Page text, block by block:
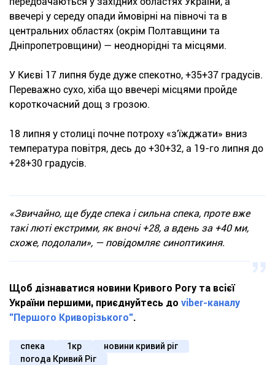
ввечері у середу опади ймовірні на півночі та в
центральних областях (окрім Полтавщини та
Дніпропетровщини) — неоднорідні та місцями.
У Києві 17 липня буде дуже спекотно, +35+37 градусів.
Переважно сухо, хіба що ввечері місцями пройде
короткочасний дощ з грозою.
18 липня у столиці почне потроху «з'їжджати» вниз
температура повітря, десь до +30+32, а 19-го липня до
+28+30 градусів.
«Звичайно, ще буде спека і сильна спека, проте вже
такі люті екстрими, як вночі +28, а вдень за +40 ми,
схоже, подолали», — повідомляє синоптикиня.
Щоб дізнаватися новини Кривого Рогу та всієї
України першими, приєднуйтесь до viber-каналу
"Першого Криворізького".
спека 1кр
новини кривий ріг
погода Кривий Ріг